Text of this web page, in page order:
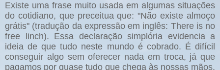
Existe uma frase muito usada em algumas situações
do cotidiano, que preceitua que: "Não existe almoço
grátis" (tradução da expressão em inglês: There is no
free linch). Essa declaração simplória evidencia a
ideia de que tudo neste mundo é cobrado. É difícil
conseguir algo sem oferecer nada em troca, já que
pagamos por quase tudo que chega às nossas mãos.